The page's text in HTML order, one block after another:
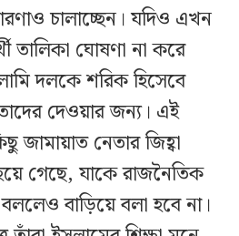
চালাচ্ছেন। যদিও এখন
তালিকা ঘোষণা না করে
দলকে শরিক হিসেবে
দেওয়ার জন্য। এই
নেতার জিহ্বা
গেছে, যাকে রাজনৈতিক
বললেও বাড়িয়ে বলা হবে না।